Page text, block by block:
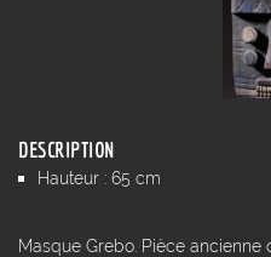
DESCRIPTION
Hauteur : 65 cm
Masque Grebo. Pièce